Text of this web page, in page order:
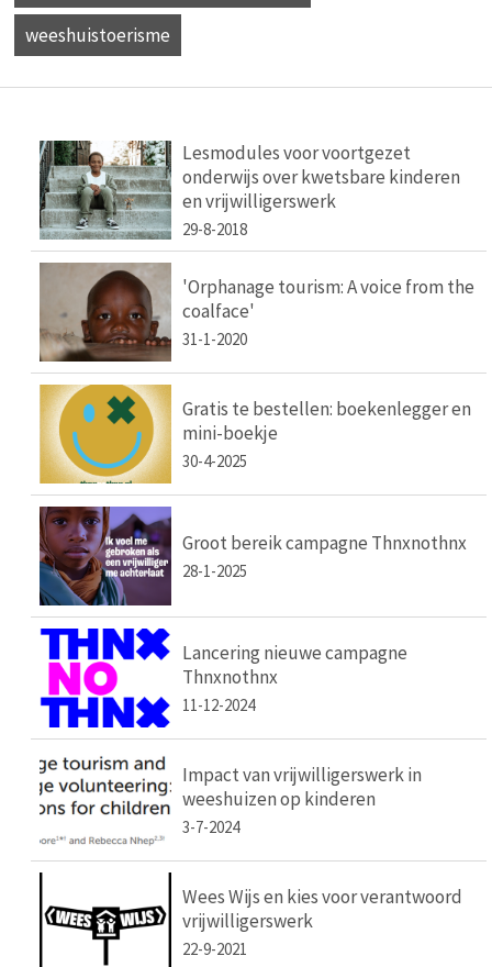
weeshuistoerisme
Lesmodules voor voortgezet
onderwijs over kwetsbare kinderen
en vrijwilligerswerk
29-8-2018
'Orphanage tourism: A voice from the
coalface'
31-1-2020
Gratis te bestellen: boekenlegger en
mini-boekje
30-4-2025
Groot bereik campagne Thnxnothnx
28-1-2025
Lancering nieuwe campagne
Thnxnothnx
11-12-2024
Impact van vrijwilligerswerk in
weeshuizen op kinderen
3-7-2024
Wees Wijs en kies voor verantwoord
vrijwilligerswerk
22-9-2021